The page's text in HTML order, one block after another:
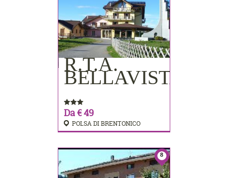
R.T.A.
BELLAVISTA
Da € 49
POLSA DI BRENTONICO
PRENOTA
8